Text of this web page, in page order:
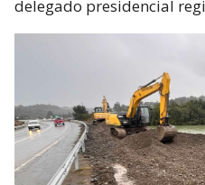
delegado presidencial